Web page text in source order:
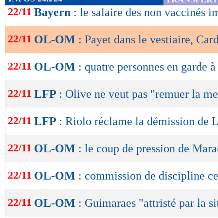
de
lecture
OK
22/11 Bayern : le salaire des non vaccinés
22/11 OL-OM : Payet dans le vestiaire,
22/11 OL-OM : quatre personnes en garde
22/11 LFP : Olive ne veut pas "remuer la
22/11 LFP : Riolo réclame la démission de
22/11 OL-OM : le coup de pression de
22/11 OL-OM : commission de discipline
22/11 OL-OM : Guimaraes "attristé par la